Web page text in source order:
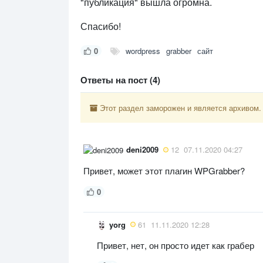
Спасибо!
0 wordpress grabber сайт
Ответы на пост (4)
Этот раздел заморожен и является
deni2009 12 07.11.2020 04:27
Привет, может этот плагин WPGrabber?
0
yorg 61 11.11.2020 12:28
Привет, нет, он просто идет как грабер